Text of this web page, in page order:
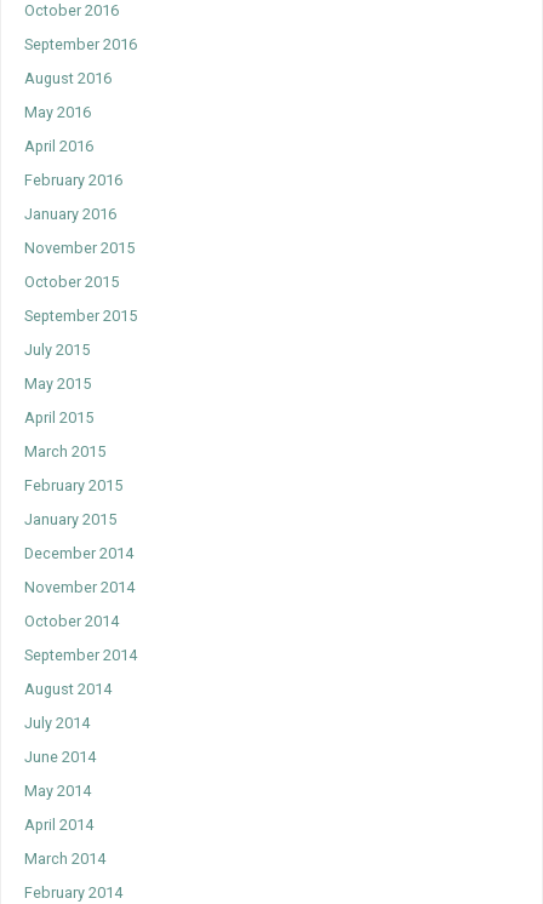
October 2016
September 2016
August 2016
May 2016
April 2016
February 2016
January 2016
November 2015
October 2015
September 2015
July 2015
May 2015
April 2015
March 2015
February 2015
January 2015
December 2014
November 2014
October 2014
September 2014
August 2014
July 2014
June 2014
May 2014
April 2014
March 2014
February 2014